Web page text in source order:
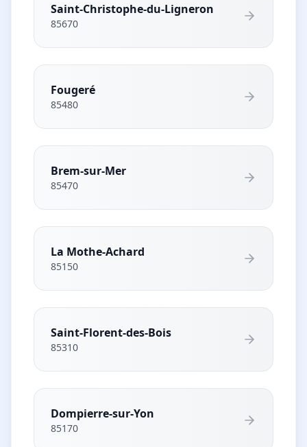
Saint-Christophe-du-Ligneron
85670
Fougeré
85480
Brem-sur-Mer
85470
La Mothe-Achard
85150
Saint-Florent-des-Bois
85310
Dompierre-sur-Yon
85170